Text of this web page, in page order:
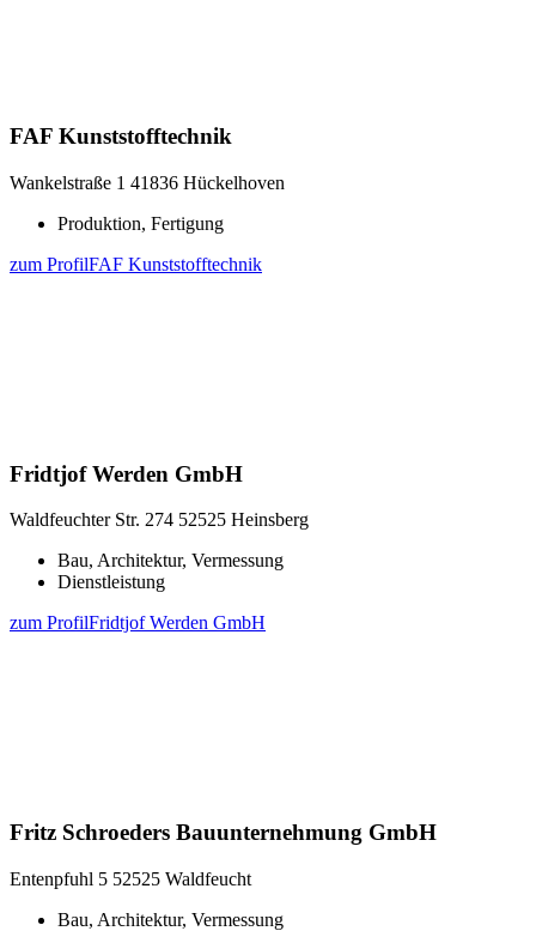
FAF Kunststofftechnik
Wankelstraße 1 41836 Hückelhoven
Produktion, Fertigung
zum ProfilFAF Kunststofftechnik
Fridtjof Werden GmbH
Waldfeuchter Str. 274 52525 Heinsberg
Bau, Architektur, Vermessung
Dienstleistung
zum ProfilFridtjof Werden GmbH
Fritz Schroeders Bauunternehmung GmbH
Entenpfuhl 5 52525 Waldfeucht
Bau, Architektur, Vermessung